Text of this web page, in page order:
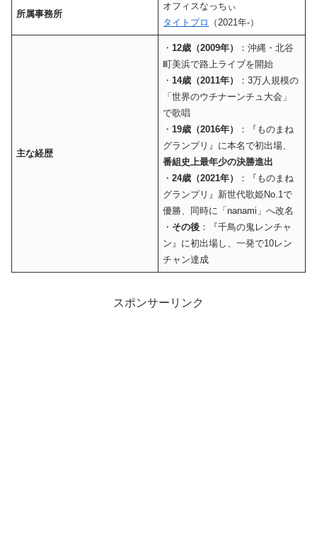
所属事務所
オフィスなっちぃ
タイトプロ
（2021年-）
主な経歴
・12歳（2009年）
：沖縄・北谷
町美浜で路上ライブを開始
・14歳（2011年）
：3万人規模の
「世界のウチナーンチュ大会」
で歌唱
・19歳（2016年）
：『ものまね
グランプリ』に本名で初出場、
番組史上最年少の決勝進出
・24歳（2021年）
：『ものまね
グランプリ』新世代歌姫No.1で
優勝、同時に「nanami」へ改名
・ その後 ：『千鳥の鬼レンチャ
ン』に初出場し、一発で10レン
チャン達成
スポンサーリンク